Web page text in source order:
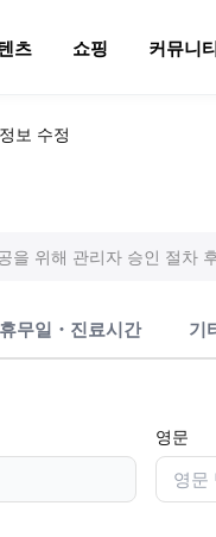
츠 쇼핑 커뮤니
보 수정
을 위해 관리자 승인 절차
휴무일・진료시간 기
영문